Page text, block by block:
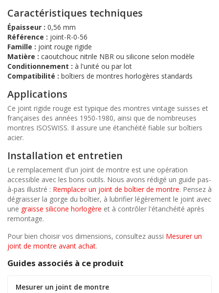
Caractéristiques techniques
Épaisseur : 0,56 mm
Référence : joint-R-0-56
Famille : joint rouge rigide
Matière : caoutchouc nitrile NBR ou silicone selon modèle
Conditionnement : à l'unité ou par lot
Compatibilité : boîtiers de montres horlogères standards
Applications
Ce joint rigide rouge est typique des montres vintage suisses et
françaises des années 1950-1980, ainsi que de nombreuses
montres ISOSWISS. Il assure une étanchéité fiable sur boîtiers
acier.
Installation et entretien
Le remplacement d'un joint de montre est une opération
accessible avec les bons outils. Nous avons rédigé un guide pas-
à-pas illustré : Remplacer un joint de boîtier de montre. Pensez à
dégraisser la gorge du boîtier, à lubrifier légèrement le joint avec
une graisse silicone horlogère et à contrôler l'étanchéité après
remontage.
Pour bien choisir vos dimensions, consultez aussi Mesurer un
joint de montre avant achat.
Guides associés à ce produit
Mesurer un joint de montre